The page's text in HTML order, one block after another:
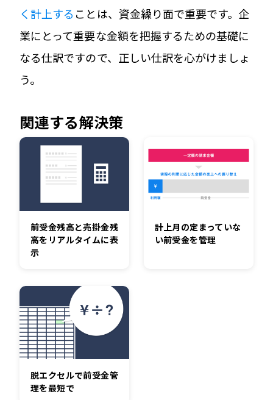
く計上する ことは、資金繰り面で重要です。企
業にとって重要な金額を把握するための基礎に
なる仕訳ですので、正しい仕訳を心がけましょ
う。
関連する解決策
前受金残高と売掛金残
高をリアルタイムに表
示
計上月の定まっていな
い前受金を管理
脱エクセルで前受金管
理を最短で